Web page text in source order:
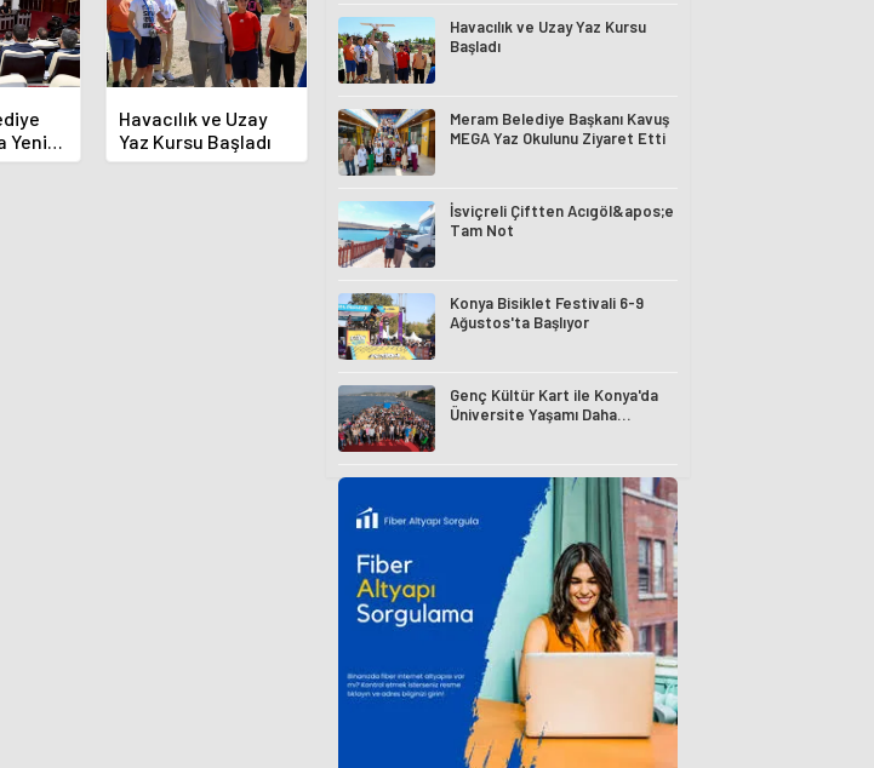
Yeni
Havacılık ve Uzay
Yaz Kursu Başladı
Havacılık ve Uzay Yaz Kursu
Başladı
Meram Belediye Başkanı Kavuş
MEGA Yaz Okulunu Ziyaret Etti
İsviçreli Çiftten Acıgöl&apos;e
Tam Not
Konya Bisiklet Festivali 6-9
Ağustos'ta Başlıyor
Genç Kültür Kart ile Konya'da
Üniversite Yaşamı Daha